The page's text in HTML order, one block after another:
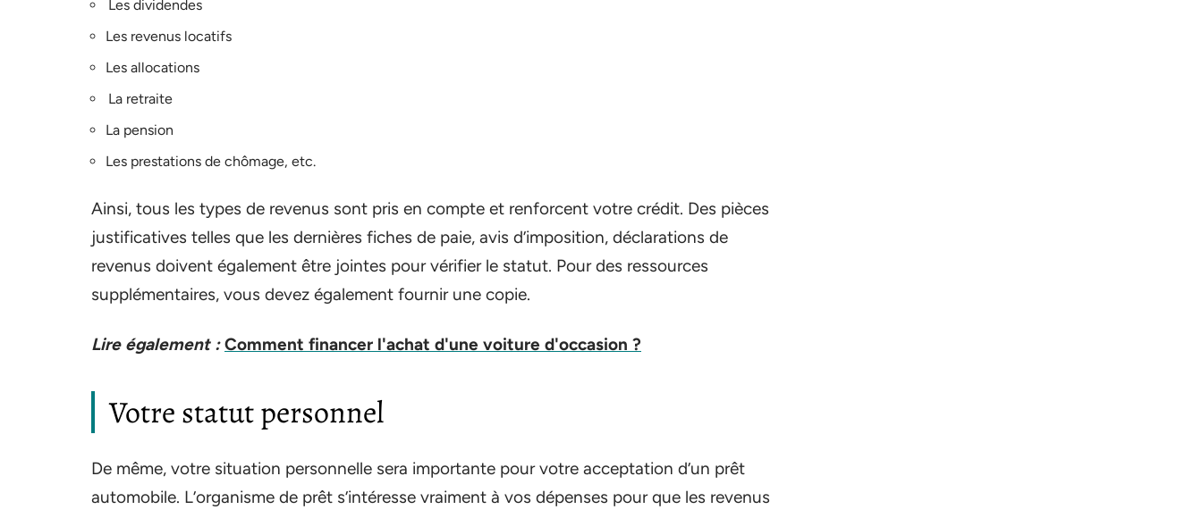
Les dividendes
Les revenus locatifs
Les allocations
La retraite
La pension
Les prestations de chômage, etc.
Ainsi, tous les types de revenus sont pris en compte et renforcent votre crédit. Des pièces
justificatives telles que les dernières fiches de paie, avis d’imposition, déclarations de
revenus doivent également être jointes pour vérifier le statut. Pour des ressources
supplémentaires, vous devez également fournir une copie.
Lire également : Comment financer l'achat d'une voiture d'occasion ?
Votre statut personnel
De même, votre situation personnelle sera importante pour votre acceptation d’un prêt
automobile. L’organisme de prêt s’intéresse vraiment à vos dépenses pour que les revenus